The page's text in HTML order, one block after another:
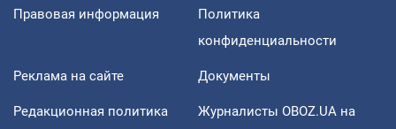
Правовая информация
Политика
конфиденциальности
Реклама на сайте Документы
Редакционная политика
Журналисты OBOZ.UA на